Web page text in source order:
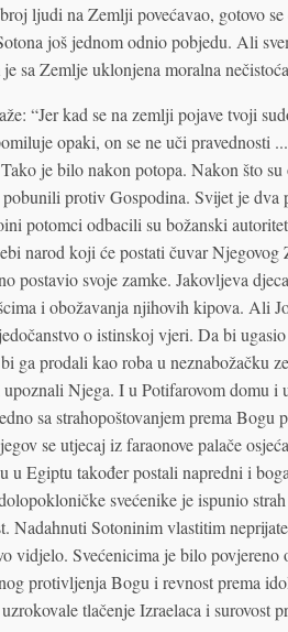
ljudi na Zemlji povećavao, gotovo
još jednom odnio pobjedu. Ali
sa Zemlje uklonjena moralna
“Jer kad se na zemlji pojave tvoji
opaki, on se ne uči pravednosti
je bilo nakon potopa. Nakon što
protiv Gospodina. Svijet je dva
potomci odbacili su božanski
narod koji će postati čuvar
postavio svoje zamke. Jakovljeva
i obožavanja njihovih kipova. Ali
o istinskoj vjeri. Da bi
ga prodali kao roba u neznabožačku
Njega. I u Potifarovom domu
sa strahopoštovanjem prema
se utjecaj iz faraonove palače
u Egiptu također postali napredni i
svećenike je ispunio
Nadahnuti Sotoninim vlastitim
vidjelo. Svećenicima je bilo
protivljenja Bogu i revnost prema
tlačenje Izraelaca i surovost